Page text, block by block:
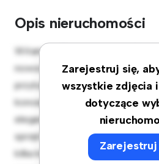
Opis nieruchomości
Zarejestruj się,
wszystkie zdjęcia i
dotyczące
Zarejestruj
Witamy w Twojej nowej miejskiej
nowoczesny apartament z 4
przytulną przestrzeń do
koncepcja układu idealnie nadaje
elegancka kuchnia jest
sprzęt. Dzięki doskonałej
kilka kroków od najlepszych